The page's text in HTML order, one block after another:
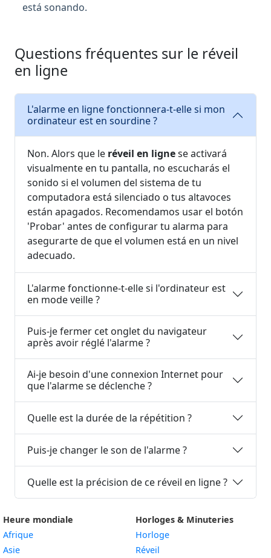
está sonando.
Questions fréquentes sur le réveil
en ligne
L'alarme en ligne fonctionnera-t-elle si mon
ordinateur est en sourdine ?
Non. Alors que le réveil en lignese activará
visualmente en tu pantalla, no escucharás el
sonido si el volumen del sistema de tu
computadora está silenciado o tus altavoces
están apagados. Recomendamos usar el botón
'Probar' antes de configurar tu alarma para
asegurarte de que el volumen está en un nivel
adecuado.
L'alarme fonctionne-t-elle si l'ordinateur est
en mode veille ?
Puis-je fermer cet onglet du navigateur
après avoir réglé l'alarme ?
Ai-je besoin d'une connexion Internet pour
que l'alarme se déclenche ?
Quelle est la durée de la répétition ?
Puis-je changer le son de l'alarme ?
Quelle est la précision de ce réveil en ligne ?
Heure mondiale
Afrique
Asie
Horloges & Minuteries
Horloge
Réveil